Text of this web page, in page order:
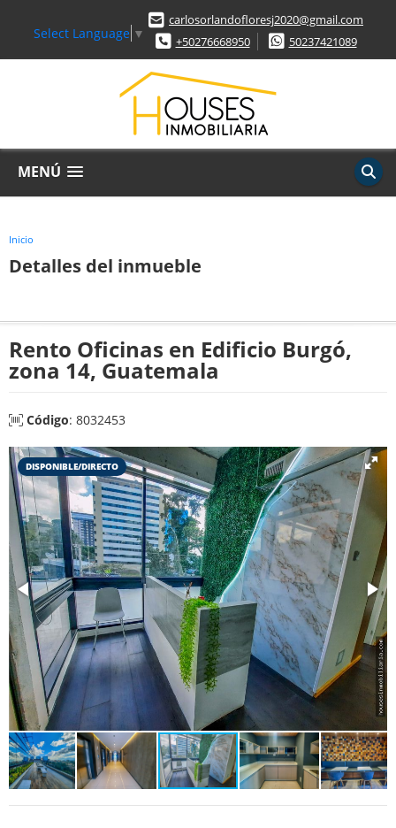
Select Language ▼
carlosorlandofloresj2020@gmail.com
+50276668950
50237421089
MENÚ
Inicio
Detalles del inmueble
Rento Oficinas en Edificio Burgó,
zona 14, Guatemala
Código: 8032453
DISPONIBLE/DIRECTO